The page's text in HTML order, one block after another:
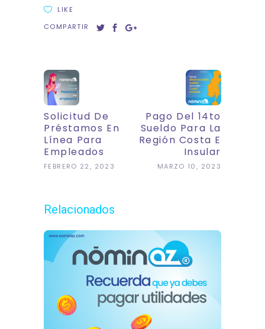
LIKE
COMPARTIR
Solicitud De
Préstamos En
Línea Para
Empleados
FEBRERO 22, 2023
Pago Del 14to
Sueldo Para La
Región Costa E
Insular
MARZO 10, 2023
Relacionados